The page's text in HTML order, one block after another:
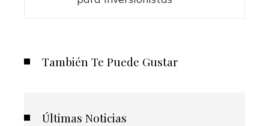
También Te Puede Gustar
Últimas Noticias